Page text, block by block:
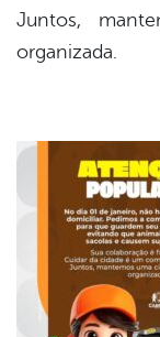
Juntos,
organizada.